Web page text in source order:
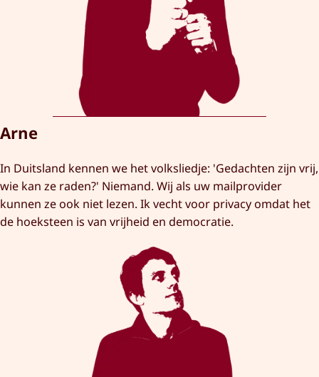
Arne
In Duitsland kennen we het volksliedje: 'Gedachten zijn vrij,
wie kan ze raden?' Niemand. Wij als uw mailprovider
kunnen ze ook niet lezen. Ik vecht voor privacy omdat het
de hoeksteen is van vrijheid en democratie.